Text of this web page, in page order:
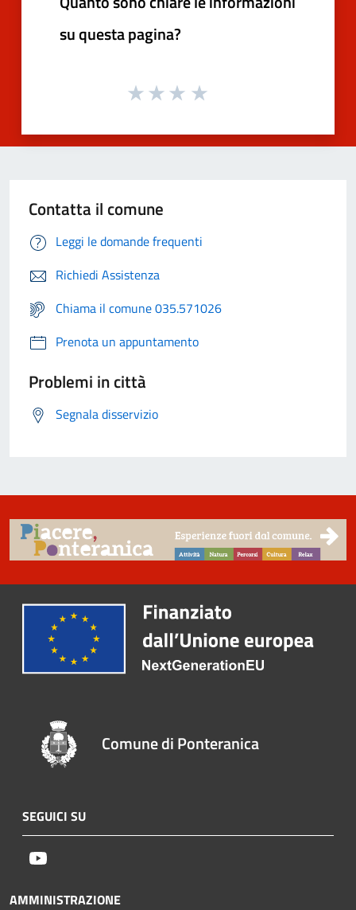
su questa pagina?
Contatta il comune
Leggi le domande frequenti
Richiedi Assistenza
Chiama il comune 035.571026
Prenota un appuntamento
Problemi in città
Segnala disservizio
Comune di Ponteranica
SEGUICI SU
AMMINISTRAZIONE